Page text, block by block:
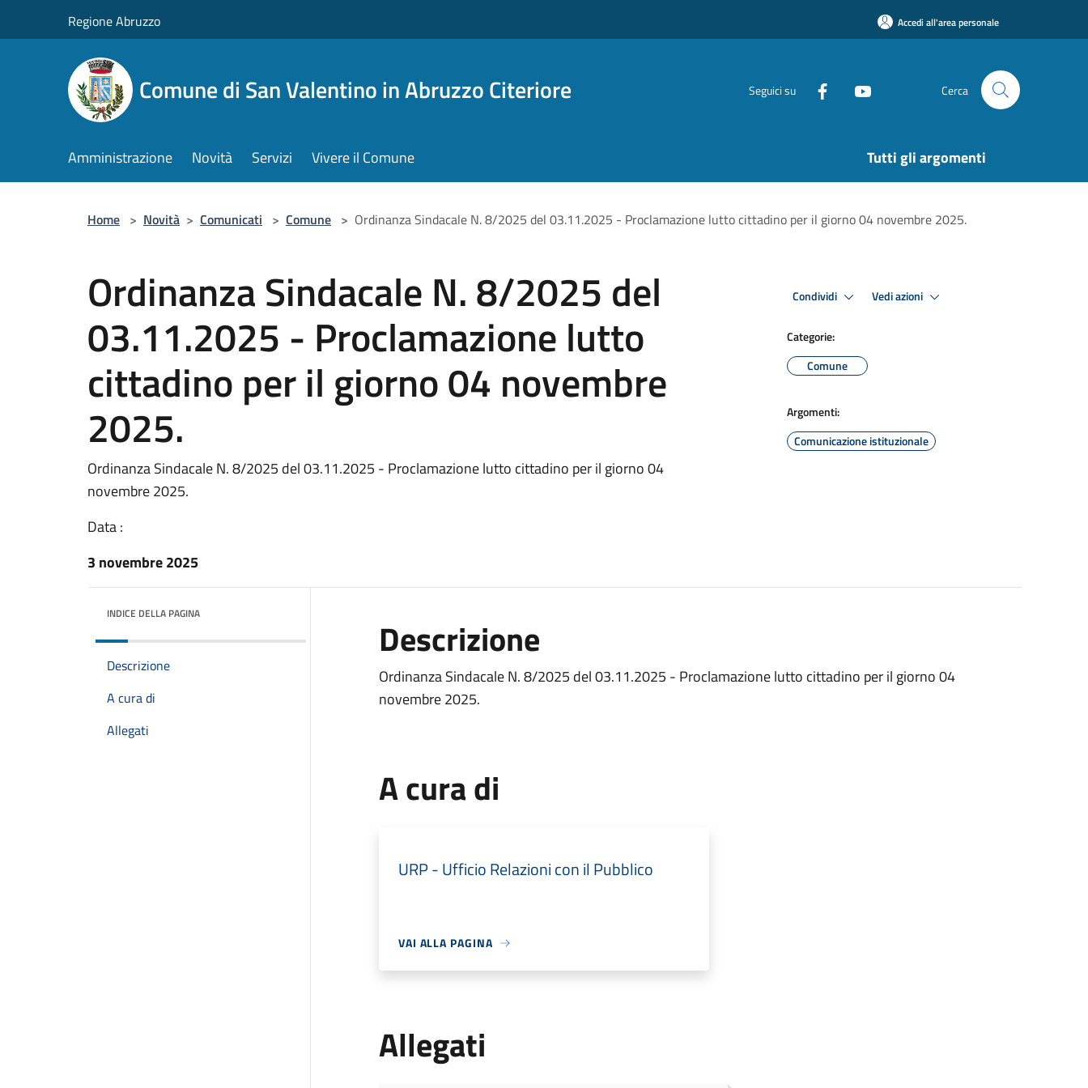
Regione Abruzzo Accedi all'area personale
Comune di San Valentino in Abruzzo Citeriore Seguici su Cerca
Amministrazione Novità Servizi Vivere il Comune Tutti gli argomenti
Home > Novità > Comunicati > Comune > Ordinanza Sindacale N. 8/2025 del 03.11.2025 - Proclamazione lutto cittadino per il giorno 04 novembre 2025.
Ordinanza Sindacale N. 8/2025 del
03.11.2025 - Proclamazione lutto
cittadino per il giorno 04 novembre
2025.
Ordinanza Sindacale N. 8/2025 del 03.11.2025 - Proclamazione lutto cittadino per il giorno 04
novembre 2025.
Data :
3 novembre 2025
Condividi Vedi azioni
Categorie:
Comune
Argomenti:
Comunicazione istituzionale
INDICE DELLA PAGINA
Descrizione
A cura di
Allegati
Descrizione
Ordinanza Sindacale N. 8/2025 del 03.11.2025 - Proclamazione lutto cittadino per il giorno 04
novembre 2025.
A cura di
URP - Ufficio Relazioni con il Pubblico
VAI ALLA PAGINA
Allegati